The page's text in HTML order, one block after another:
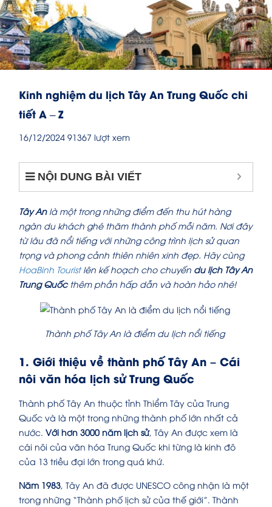
Kinh nghiệm du lịch Tây An Trung Quốc chi
tiết A – Z
16/12/2024 91367 lượt xem
NỘI DUNG BÀI VIẾT
Tây Anlà một trong những điểm đến thu hút hàng
ngàn du khách ghé thăm thành phố mỗi năm. Nơi đây
từ lâu đã nổi tiếng với những công trình lịch sử quan
trọng và phong cảnh thiên nhiên xinh đẹp. Hãy cùng
HoaBinh Touristlên kế hoạch cho chuyến du lịch Tây An
Trung Quốcthêm phần hấp dẫn và hoàn hảo nhé!
Thành phố Tây An là điểm du lịch nổi tiếng
1. Giới thiệu về thành phố Tây An – Cái
nôi văn hóa lịch sử Trung Quốc
Thành phố Tây An thuộc tỉnh Thiểm Tây của Trung
Quốc và là một trong những thành phố lớn nhất cả
nước. Với hơn 3000 năm lịch sử, Tây An được xem là
cái nôi của văn hóa Trung Quốc khi từng là kinh đô
của 13 triều đại lớn trong quá khứ.
Năm 1983 , Tây An đã được UNESCO công nhận là một
trong những “Thành phố lịch sử của thế giới”. Thành